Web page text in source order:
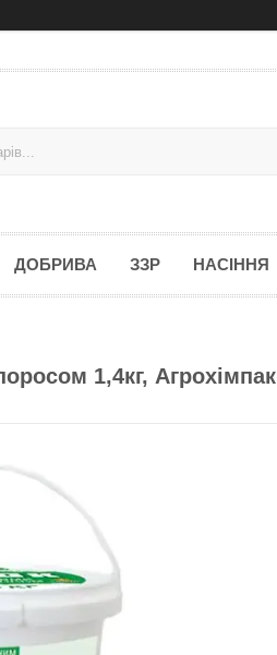
ДОБРИВА ЗЗР НАСІННЯ
1,4кг, Агрохімпак